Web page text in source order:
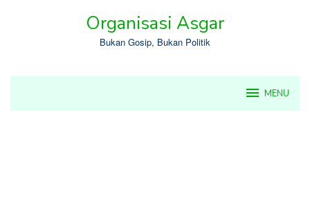
Organisasi Asgar
Bukan Gosip, Bukan Politik
MENU